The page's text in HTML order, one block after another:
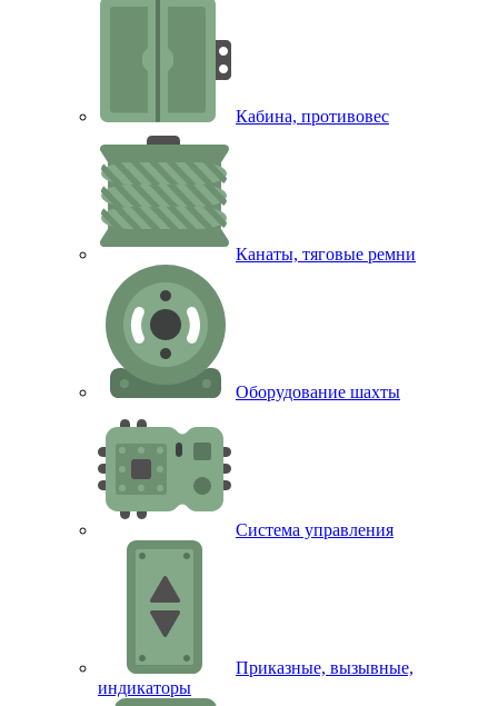
Кабина, противовес
Канаты, тяговые ремни
Оборудование шахты
Система управления
Приказные, вызывные,
индикаторы